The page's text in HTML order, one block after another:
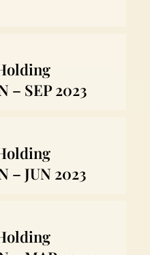
– SEP 2023
– JUN 2023